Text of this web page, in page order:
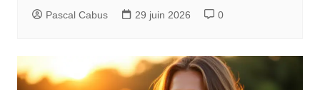
Pascal Cabus 29 juin 2026 0